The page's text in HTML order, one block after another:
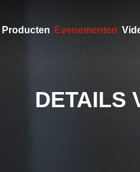
Producten Evenementen
DETAILS